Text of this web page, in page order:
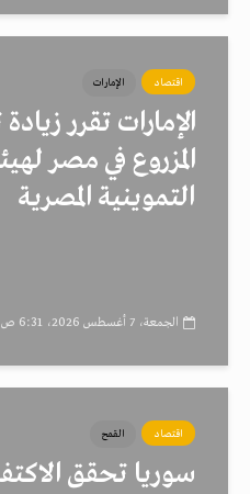
اقتصاد الإمارات
الإمارات تقرر
المزروع في مصر
التموينية المصرية
الجمعة، 7 أغسطس 2026، 6:31 ص
اقتصاد القمح
سوريا تحقق